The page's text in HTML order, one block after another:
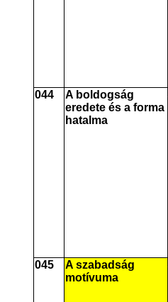
044
A boldogság
eredete és a forma
hatalma
045
A szabadság
motívuma